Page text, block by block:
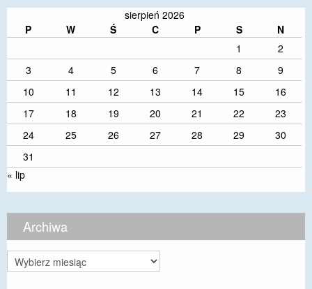
sierpień 2026
P
W Ś C P S
N
1
2
3
4 5 6 7 8
9
10
11 12 13 14 15
16
17
18 19 20 21 22
23
24
25 26 27 28 29
30
31
« lip
Archiwa
Archiwa